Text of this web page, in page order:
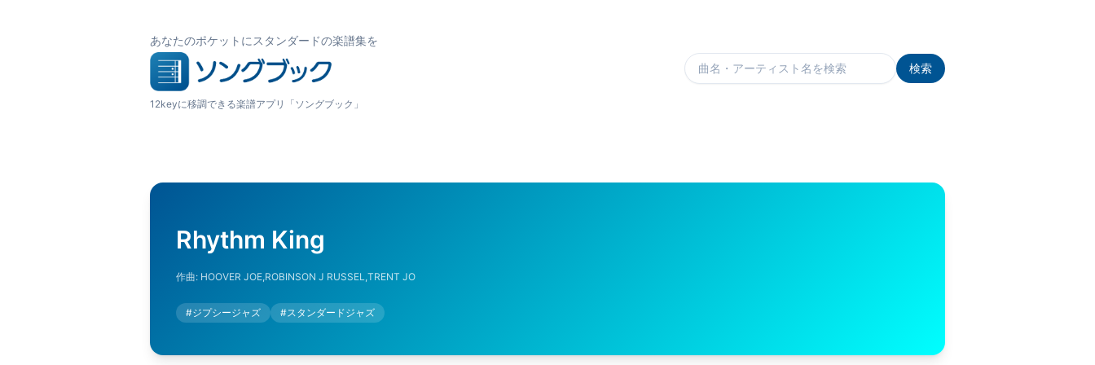
あなたのポケットにスタンダードの楽譜集を
12keyに移調できる楽譜アプリ「ソングブック」
楽曲を検索
検索
Rhythm King
作曲: HOOVER JOE,ROBINSON J RUSSEL,TRENT JO
#ジプシージャズ #スタンダードジャズ